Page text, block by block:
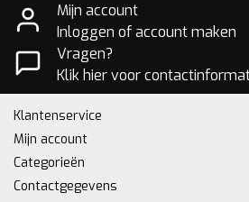
Mijn account
Inloggen of account maken
Vragen?
Klik hier voor
Klantenservice
Mijn account
Categorieën
Contactgegevens